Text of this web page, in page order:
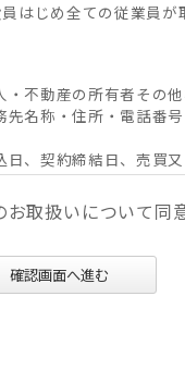
はじめ全ての従業員
不動産の所有者その
名称・住所・電話番
、契約締結日、売買
居申込結果等の連絡
及び当社グループ会
お取扱いについて同
確認画面へ進む